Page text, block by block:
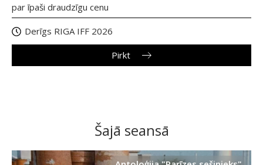
par īpaši draudzīgu cenu
Derīgs RIGA IFF 2026
Pirkt
Šajā seansā